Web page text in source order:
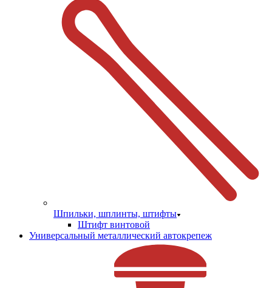
Шпильки, шплинты, штифты
Штифт винтовой
Универсальный металлический автокрепеж